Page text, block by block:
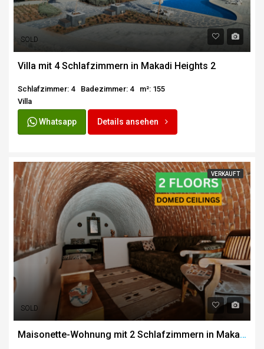
SOLD
Villa mit 4 Schlafzimmern in Makadi Heights 2
Schlafzimmer: 4 Badezimmer: 4
m²: 155
Villa
Whatsapp Details ansehen
VERKAUFT
SOLD
Maisonette-Wohnung mit 2 Schlafzimmern in Makadi